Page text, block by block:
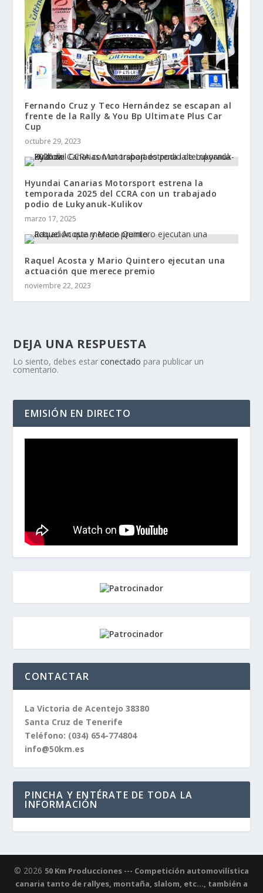
Fernando Cruz y Teco Hernández se escapan al
frente de la Rally & You Bp Ultimate Plus Car
Cup
octubre 29, 2023
Hyundai Canarias Motorsport estrena la
temporada 2025 del CCRA con un trabajado
podio de Lukyanuk-Kulikov
marzo 17, 2025
Raquel Acosta y Mario Quintero ejecutan una
actuación que merece premio
noviembre 22, 2023
DEJA UNA RESPUESTA
Lo siento, debes estarconectado para publicar un
comentario.
EMISIÓN EN DIRECTO
CONTACTAR
La Victoria de Acentejo 38380
Santa Cruz de Tenerife
Teléfono: (034) 654-774804
info@50km.es
PINCHA Y ENTÉRATE DE TODA LA
INFORMACIÓN
© 2026 50 Km Producciones --- Competición automovilística
canaria tanto de rallyes, montaña, slalom, etc..., también a